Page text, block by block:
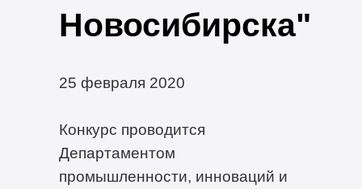
Новосибирска"
25 февраля 2020
Конкурс проводится
Департаментом
промышленности, инноваций и